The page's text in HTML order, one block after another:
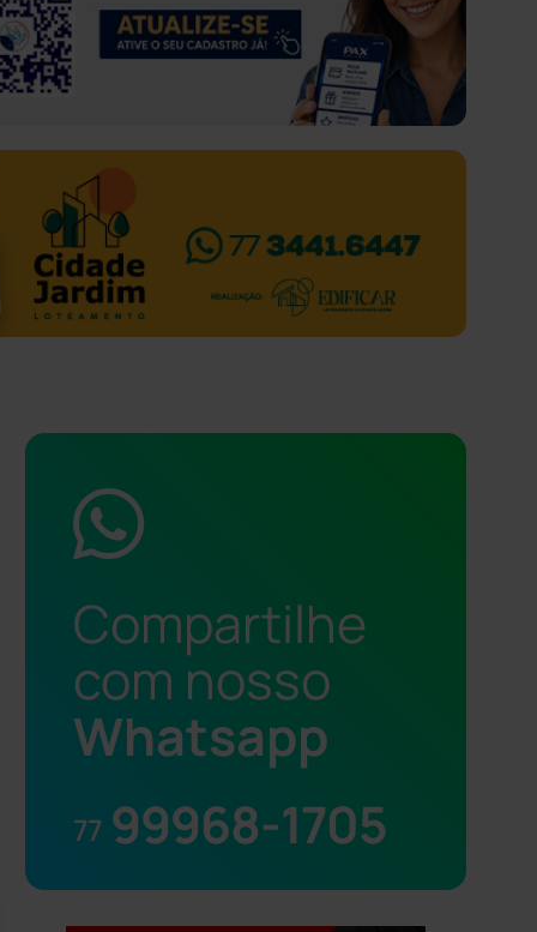
Compartilhe
com nosso
Whatsapp
77 99968-1705